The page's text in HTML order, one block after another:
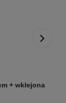
+ wklejona